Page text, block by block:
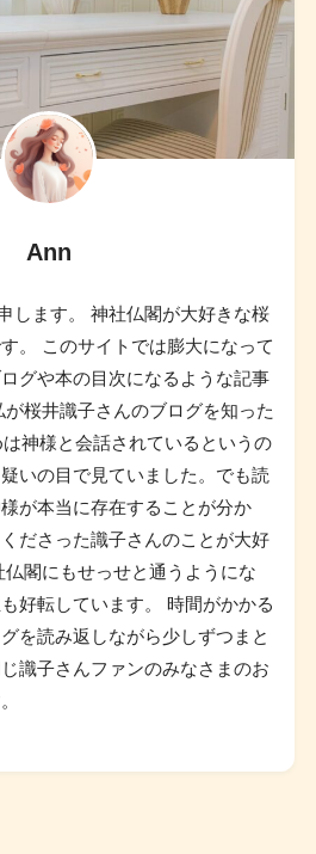
Ann
します。 神社仏閣が大好きな桜
。 このサイトでは膨大になって
グや本の目次になるような記事
桜井識子さんのブログを知った
神様と会話されているというの
いの目で見ていました。でも読
が本当に存在することが分か
ださった識子さんのことが大好
閣にもせっせと通うようにな
好転しています。 時間がかかる
を読み返しながら少しずつまと
識子さんファンのみなさまのお